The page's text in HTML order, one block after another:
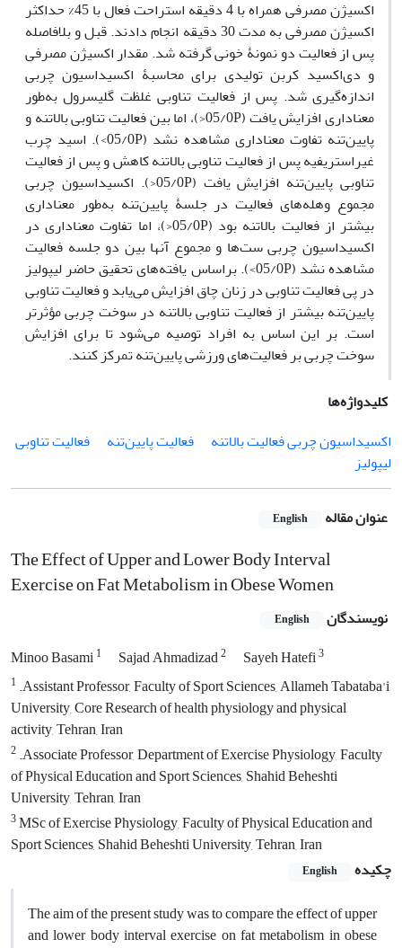
اکسیژن مصرفی همراه با 4 دقیقه استراحت فعال با 45% حداکثر
اکسیژن مصرفی به مدت 30 دقیقه انجام دادند. قبل و بلافاصله
پس از فعالیت دو نمونۀ خونی گرفته شد. مقدار اکسیژن مصرفی
و دی‌اکسید کربن تولیدی برای محاسبۀ اکسیداسیون چربی
اندازه‌گیری شد. پس از فعالیت تناوبی غلظت گلیسرول به‌طور
معنا‌داری افزایش یافت (05/0P<)، اما بین فعالیت تناوبی بالاتنه و
پایین‌تنه تفاوت معنا‌داری مشاهده نشد (05/0P>). اسید چرب
غیراستریفیه پس از فعالیت تناوبی بالاتنه کاهش و پس از فعالیت
تناوبی پایین‌تنه افزایش یافت (05/0P<). اکسیداسیون چربی
مجموع وهله‌های فعالیت در جلسۀ پایین‌تنه به‌طور معنا‌داری
بیشتر از فعالیت بالاتنه بود (05/0P<)، اما تفاوت معنا‌داری در
اکسیداسیون چربی ست‌ها و مجموع آنها بین دو جلسه فعالیت
مشاهده نشد (05/0P>). براساس یافته‌های تحقیق حاضر لیپولیز
در پی فعالیت تناوبی در زنان چاق افزایش می‌یابد و فعالیت تناوبی
پایین‌تنه بیشتر از فعالیت تناوبی بالاتنه در سوخت چربی مؤثرتر
است. بر این اساس به افراد توصیه می‌شود تا برای افزایش
سوخت چربی بر فعالیت‌های ورزشی پایین‌تنه تمرکز کنند.
کلیدواژه‌ها
اکسیداسیون چربی فعالیت بالاتنه
فعالیت پایین‌تنه
فعالیت تناوبی
لیپولیز
عنوان مقاله English
The Effect of Upper and Lower Body Interval
Exercise on Fat Metabolism in Obese Women
نویسندگان English
Minoo Basami1 Sajad Ahmadizad2 Sayeh Hatefi3
1 .Assistant Professor, Faculty of Sport Sciences, Allameh Tabataba'i
University, Core Research of health physiology and physical
activity, Tehran, Iran
2.Associate Professor, Department of Exercise Physiology, Faculty
of Physical Education and Sport Sciences, Shahid Beheshti
University, Tehran, Iran
3MSc of Exercise Physiology, Faculty of Physical Education and
Sport Sciences, Shahid Beheshti University, Tehran, Iran
چکیده
English
The aim of the present study was to compare the effect of upper
and lower body interval exercise on fat metabolism in obese